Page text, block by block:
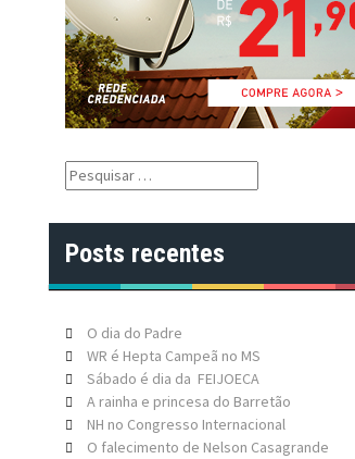
P
e
q
u
i
a
r
p
o
r
:
Posts recentes
O dia do Padre
WR é Hepta Campeã no MS
Sábado é dia da FEIJOECA
A rainha e princesa do Barretão
NH no Congresso Internacional
O falecimento de Nelson Casagrande